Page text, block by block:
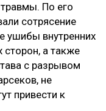
По его
сотрясение
ушибы внутренних
сторон, а также
с разрывом
не
привести к